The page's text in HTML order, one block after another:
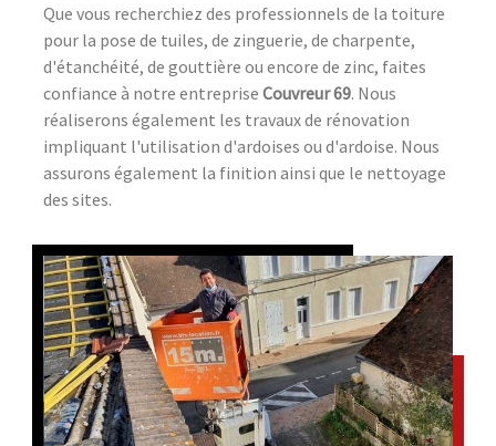
Que vous recherchiez des professionnels de la toiture
pour la pose de tuiles, de zinguerie, de charpente,
d'étanchéité, de gouttière ou encore de zinc, faites
confiance à notre entreprise Couvreur 69. Nous
réaliserons également les travaux de rénovation
impliquant l'utilisation d'ardoises ou d'ardoise. Nous
assurons également la finition ainsi que le nettoyage
des sites.